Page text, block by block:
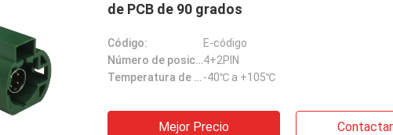
de PCB de 90 grados
Código:
E-código
Número de posiciones:4+2PIN
Temperatura de funcionamiento: -40℃ a +105℃
Mejor Precio